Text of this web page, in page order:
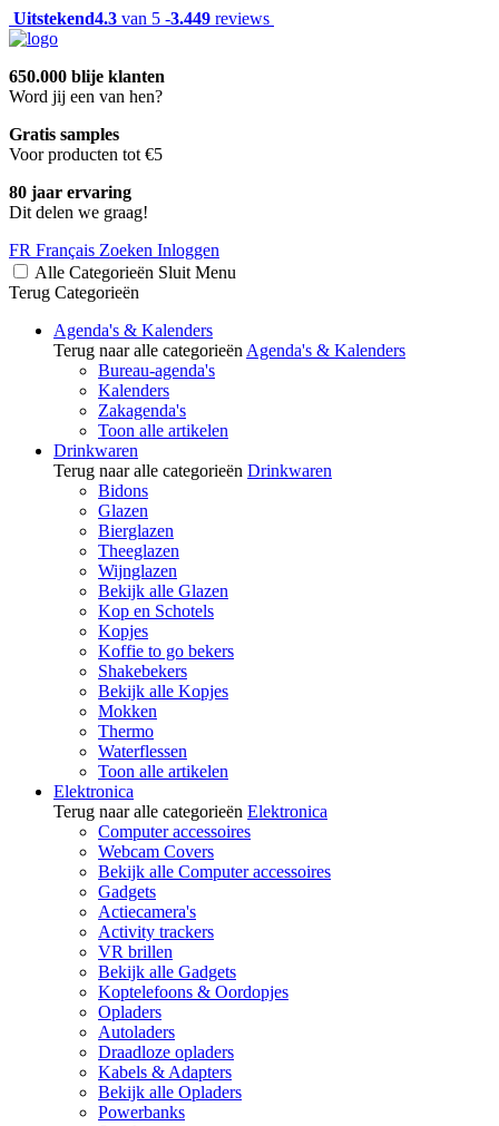
Uitstekend4.3 van 5 -3.449 reviews
650.000 blije klanten
Word jij een van hen?
Gratis samples
Voor producten tot €5
80 jaar ervaring
Dit delen we graag!
FR Français Zoeken Inloggen
Alle Categorieën Sluit Menu
Terug Categorieën
Agenda's & Kalenders
Terug naar alle categorieën Agenda's & Kalenders
Bureau-agenda's
Kalenders
Zakagenda's
Toon alle artikelen
Drinkwaren
Terug naar alle categorieën Drinkwaren
Bidons
Glazen
Bierglazen
Theeglazen
Wijnglazen
Bekijk alle Glazen
Kop en Schotels
Kopjes
Koffie to go bekers
Shakebekers
Bekijk alle Kopjes
Mokken
Thermo
Waterflessen
Toon alle artikelen
Elektronica
Terug naar alle categorieën Elektronica
Computer accessoires
Webcam Covers
Bekijk alle Computer accessoires
Gadgets
Actiecamera's
Activity trackers
VR brillen
Bekijk alle Gadgets
Koptelefoons & Oordopjes
Opladers
Autoladers
Draadloze opladers
Kabels & Adapters
Bekijk alle Opladers
Powerbanks